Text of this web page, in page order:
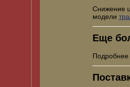
Снижение
модели
Еще